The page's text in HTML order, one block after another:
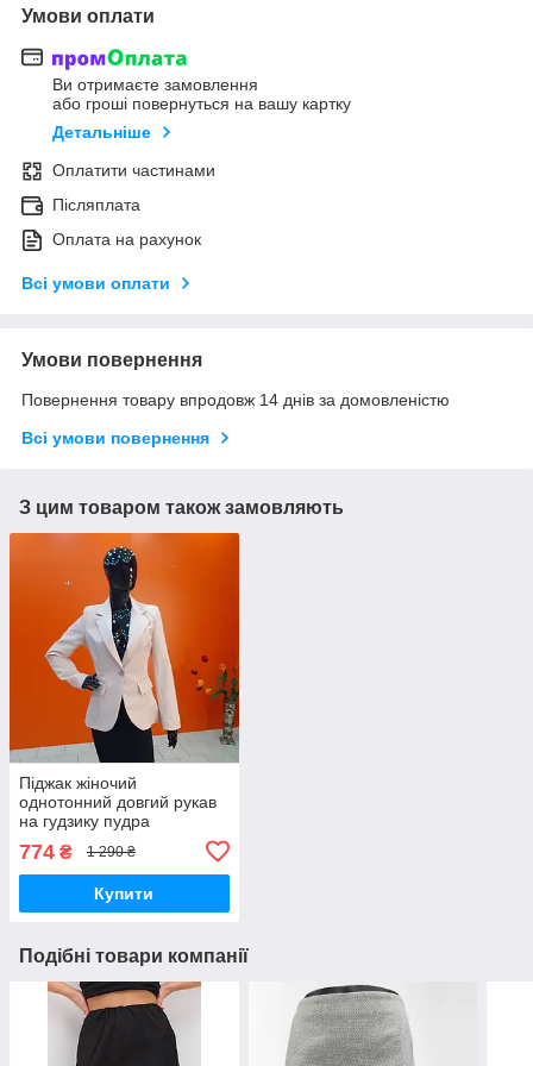
Умови оплати
Ви отримаєте замовлення
або гроші повернуться на вашу картку
Детальніше
Оплатити частинами
Післяплата
Оплата на рахунок
Всі умови оплати
Умови повернення
Повернення товару впродовж 14 днів за домовленістю
Всі умови повернення
З цим товаром також замовляють
Піджак жіночий
однотонний довгий рукав
на гудзику пудра
774 ₴ 1 290 ₴
Купити
Подібні товари компанії